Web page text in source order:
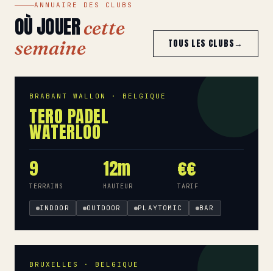
ANNUAIRE DES CLUBS
OÙ JOUERcette
semaine
TOUS LES CLUBS→
BRABANT WALLON · BELGIQUE
TERO PADEL
WATERLOO
9
TERRAINS
12m
HAUTEUR
€€
TARIF
INDOOR OUTDOOR PLAYTOMIC BAR
BRUXELLES · BELGIQUE